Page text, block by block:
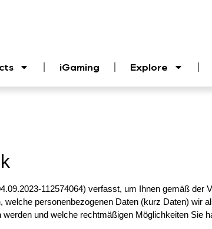
iGaming Explore
112574064) verfasst, um Ihnen gemäß der
personenbezogenen Daten (kurz Daten) wir
und welche rechtmäßigen Möglichkeiten Sie